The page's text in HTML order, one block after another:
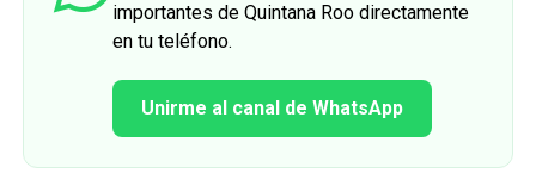
importantes de Quintana Roo directamente
en tu teléfono.
Unirme al canal de WhatsApp